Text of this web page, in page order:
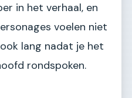
in het verhaal, en
voelen niet
lang nadat je het
rondspoken.